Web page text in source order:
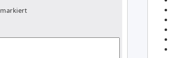
markiert